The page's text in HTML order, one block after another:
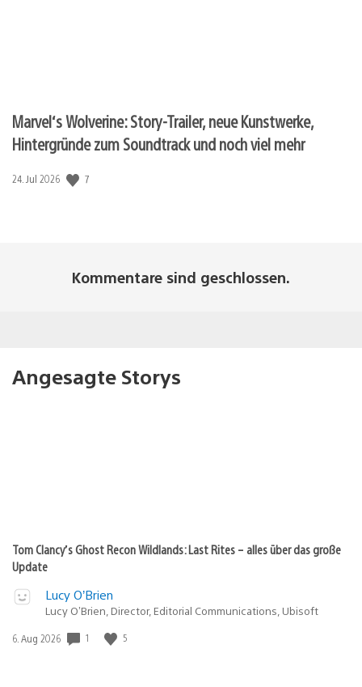
Marvel‘s Wolverine: Story-Trailer, neue Kunstwerke,
Hintergründe zum Soundtrack und noch viel mehr
Veröffentlichungsdatum:
24. Jul 2026 7
Kommentare sind geschlossen.
Angesagte Storys
Tom Clancy’s Ghost Recon Wildlands: Last Rites – alles über das große
Update
Lucy O’Brien
Lucy O’Brien, Director, Editorial Communications, Ubisoft
Veröffentlichungsdatum:
6. Aug 2026 1 5